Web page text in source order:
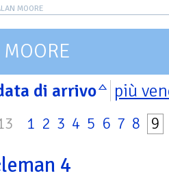
MOORE
di arrivo più
1 2 3 4 5 6 7 8 9
4